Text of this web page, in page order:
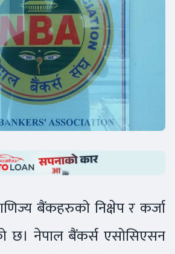
बैंकहरुको निक्षेप र कर्जा
छ। नेपाल बैंकर्स एसोसिएसन